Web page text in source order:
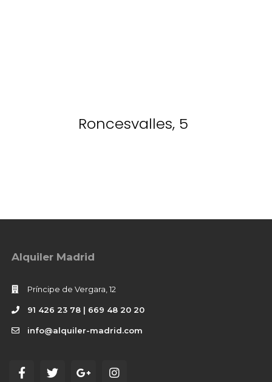
Roncesvalles, 5
Alquiler Madrid
Príncipe de Vergara, 12
91 426 23 78 | 669 48 20 20
info@alquiler-madrid.com